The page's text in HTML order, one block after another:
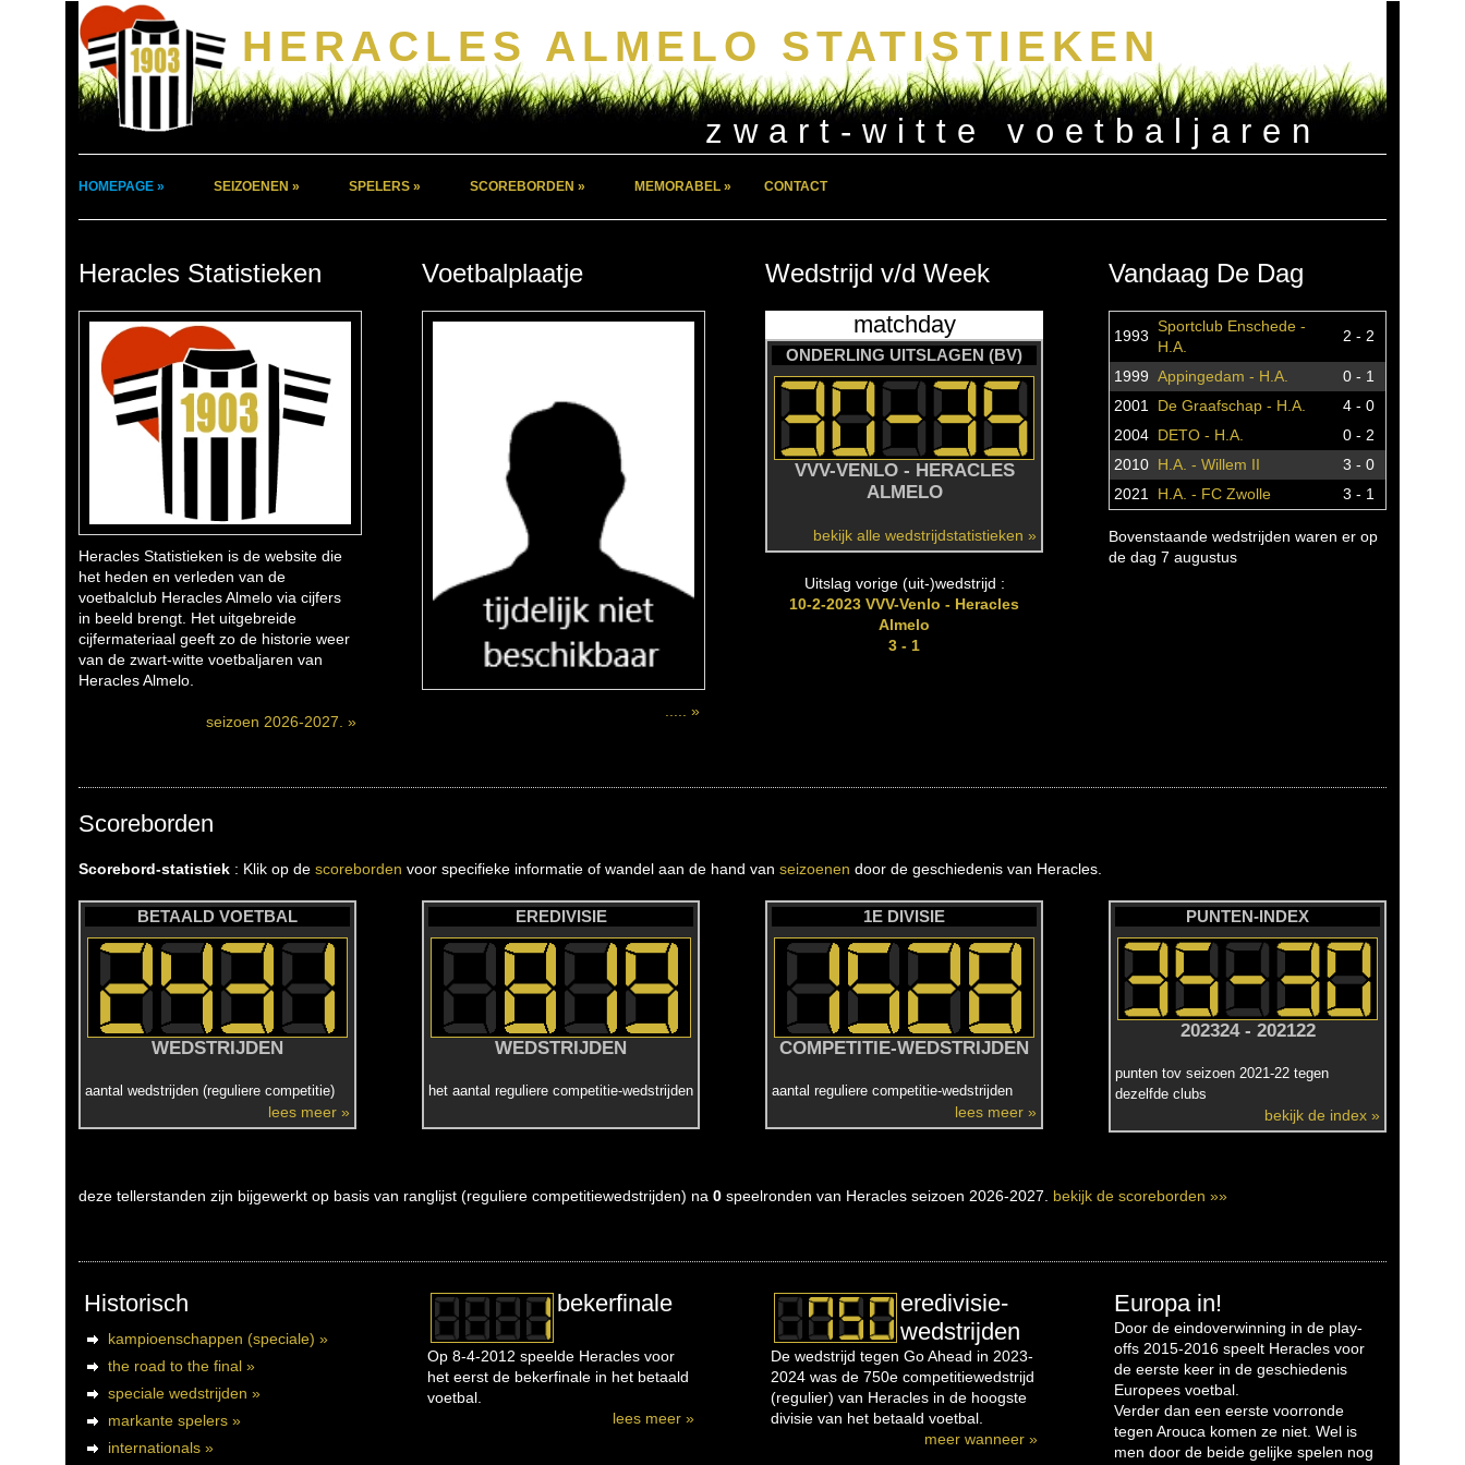
HERACLES ALMELO STATISTIEKEN
zwart-witte voetbaljaren
HOMEPAGE » SEIZOENEN » SPELERS » SCOREBORDEN » MEMORABEL » CONTACT
Heracles Statistieken
Heracles Statistieken is de website die
het heden en verleden van de
voetbalclub Heracles Almelo via cijfers
in beeld brengt. Het uitgebreide
cijfermateriaal geeft zo de historie weer
van de zwart-witte voetbaljaren van
Heracles Almelo.
seizoen 2026-2027. »
Voetbalplaatje
..... »
Wedstrijd v/d Week
matchday
ONDERLING UITSLAGEN (BV)
VVV-VENLO - HERACLES
ALMELO
bekijk alle wedstrijdstatistieken »
Uitslag vorige (uit-)wedstrijd :
10-2-2023 VVV-Venlo - Heracles
Almelo
3 - 1
Vandaag De Dag
1993
Sportclub Enschede -
H.A.
2 - 2
1999 Appingedam - H.A.
0 - 1
2001
De Graafschap - H.A.
4 - 0
2004 DETO - H.A.
0 - 2
2010 H.A. - Willem II
3 - 0
2021
H.A. - FC Zwolle 3 - 1
Bovenstaande wedstrijden waren er op
de dag 7 augustus
Scoreborden
Scorebord-statistiek : Klik op de scoreborden voor specifieke informatie of wandel aan de hand van seizoenen door de geschiedenis van Heracles.
BETAALD VOETBAL
WEDSTRIJDEN
aantal wedstrijden (reguliere competitie)
lees meer »
EREDIVISIE
WEDSTRIJDEN
het aantal reguliere competitie-wedstrijden
1E DIVISIE
COMPETITIE-WEDSTRIJDEN
aantal reguliere competitie-wedstrijden
lees meer »
PUNTEN-INDEX
202324 - 202122
punten tov seizoen 2021-22 tegen
dezelfde clubs
bekijk de index »
deze tellerstanden zijn bijgewerkt op basis van ranglijst (reguliere competitiewedstrijden) na 0 speelronden van Heracles seizoen 2026-2027. bekijk de scoreborden »»
Historisch
kampioenschappen (speciale) »
the road to the final »
speciale wedstrijden »
markante spelers »
internationals »
bekerfinale
Op 8-4-2012 speelde Heracles voor
het eerst de bekerfinale in het betaald
voetbal.
lees meer »
eredivisie-
wedstrijden
De wedstrijd tegen Go Ahead in 2023-
2024 was de 750e competitiewedstrijd
(regulier) van Heracles in de hoogste
divisie van het betaald voetbal.
meer wanneer »
Europa in!
Door de eindoverwinning in de play-
offs 2015-2016 speelt Heracles voor
de eerste keer in de geschiedenis
Europees voetbal.
Verder dan een eerste voorronde
tegen Arouca komen ze niet. Wel is
men door de beide gelijke spelen nog